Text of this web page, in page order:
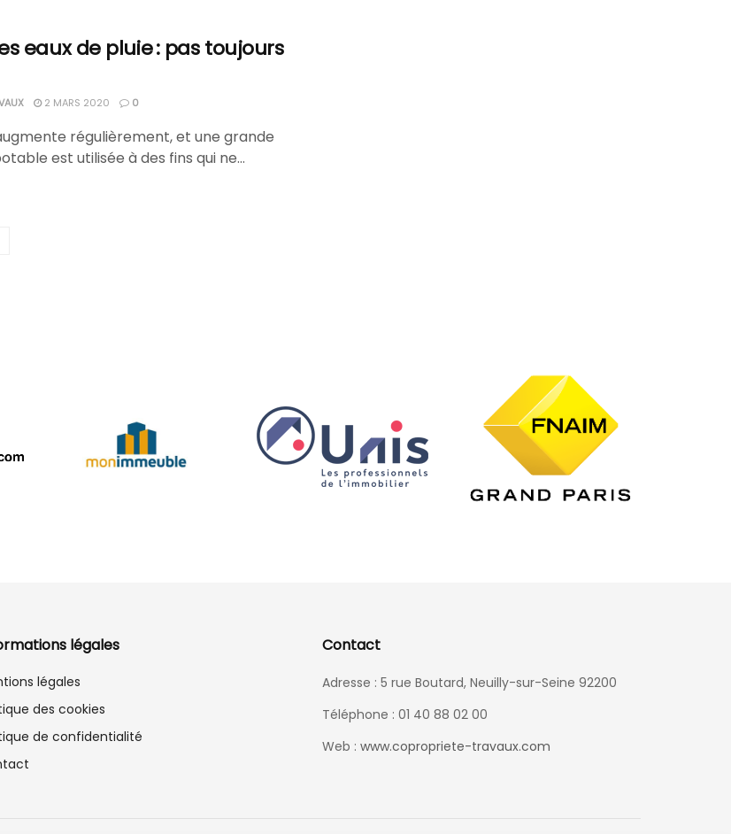
eaux de pluie : pas toujours
2 MARS 2020 0
régulièrement, et une grande
est utilisée à des fins qui ne...
légales
légales
des cookies
de confidentialité
Contact
Adresse : 5 rue Boutard, Neuilly-sur-Seine 92200
Téléphone : 01 40 88 02 00
Web : www.copropriete-travaux.com